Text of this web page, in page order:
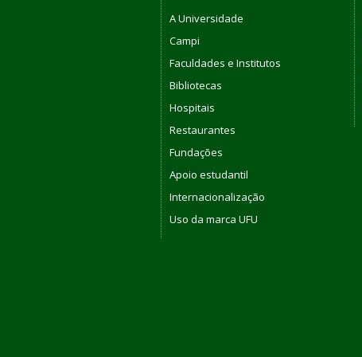
A Universidade
Campi
Faculdades e Institutos
Bibliotecas
Hospitais
Restaurantes
Fundações
Apoio estudantil
Internacionalização
Uso da marca UFU